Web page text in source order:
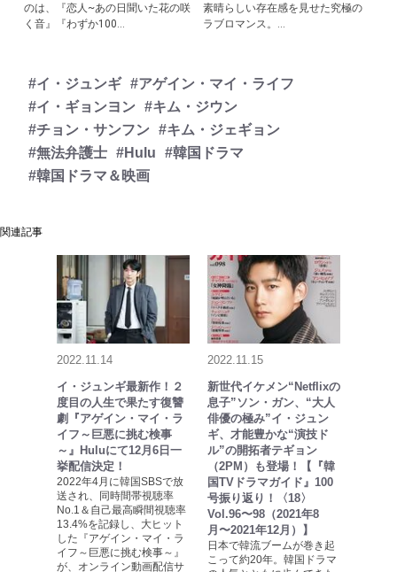
のは、『恋人~あの日聞いた花の咲
く音』『わずか100...
素晴らしい存在感を見せた究極の
ラブロマンス。...
#イ・ジュンギ #アゲイン・マイ・ライフ
#イ・ギョンヨン #キム・ジウン
#チョン・サンフン #キム・ジェギョン
#無法弁護士 #Hulu
#韓国ドラマ
#韓国ドラマ＆映画
関連記事
2022.11.14
イ・ジュンギ最新作！２
度目の人生で果たす復讐
劇『アゲイン・マイ・ラ
イフ～巨悪に挑む検事
～』Huluにて12月6日一
挙配信決定！
2022年4月に韓国SBSで放
送され、同時間帯視聴率
No.1＆自己最高瞬間視聴率
13.4%を記録し、大ヒット
した『アゲイン・マイ・ラ
イフ～巨悪に挑む検事～』
が、オンライン動画配信サ
2022.11.15
新世代イケメン“Netflixの
息子”ソン・ガン、“大人
俳優の極み”イ・ジュン
ギ、才能豊かな“演技ド
ル”の開拓者テギョン
（2PM）も登場！【『韓
国TVドラマガイド』100
号振り返り！〈18〉
Vol.96〜98（2021年8
月〜2021年12月）】
日本で韓流ブームが巻き起
こって約20年。韓国ドラマ